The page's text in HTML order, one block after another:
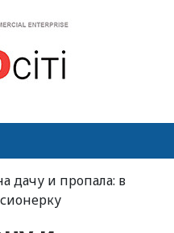
дачу и пропала: в